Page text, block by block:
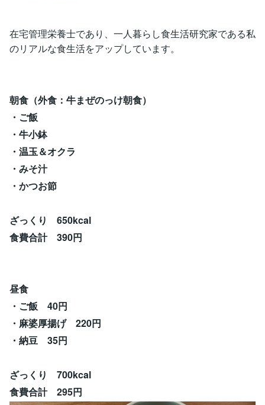
在宅管理栄養士であり、一人暮らし食生活研究家である私
のリアルな食生活をアップしています。
朝食（外食：牛まぜのっけ朝食）
・ご飯
・牛小鉢
・温玉＆オクラ
・みそ汁
・かつお節
ざっくり 650kcal
食費合計 390円
昼食
・ご飯 40円
・麻婆厚揚げ 220円
・納豆 35円
ざっくり 700kcal
食費合計 295円